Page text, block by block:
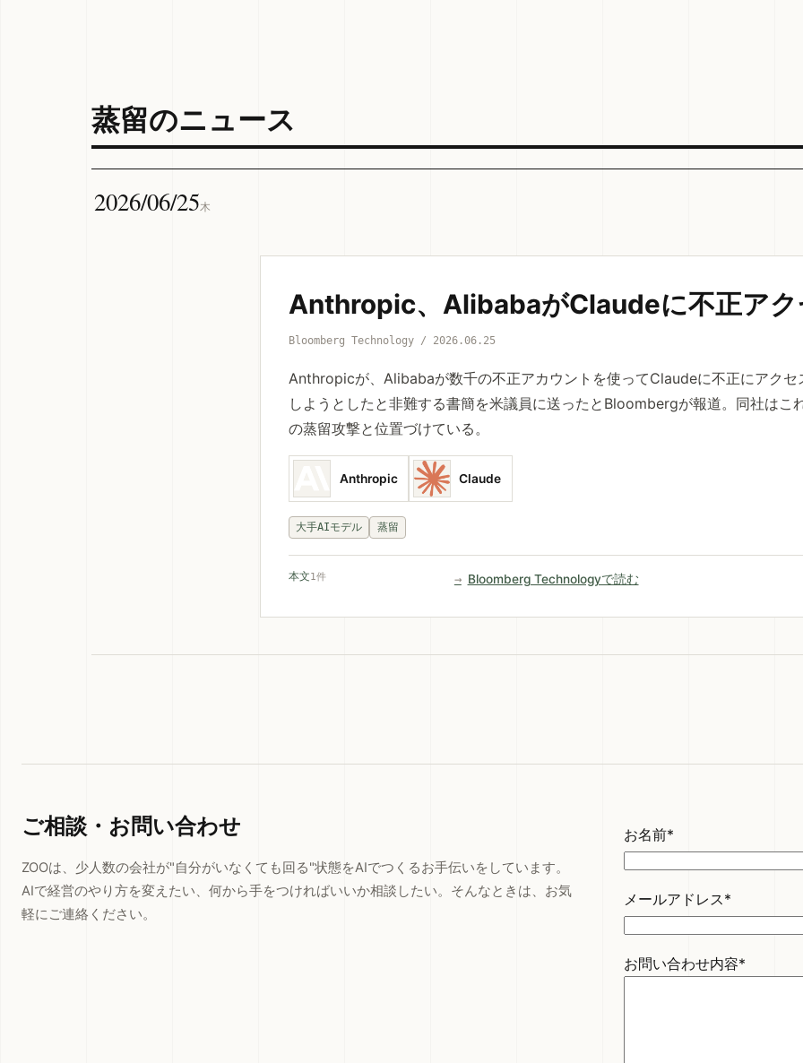
蒸留のニュース
2026/06/25木
Anthropic、AlibabaがClaudeに不正アク
Bloomberg Technology / 2026.06.25
Anthropicが、Alibabaが数千の不正アカウントを使ってClaudeに不正にアクセ
しようとしたと非難する書簡を米議員に送ったとBloombergが報道。同社はこ
の蒸留攻撃と位置づけている。
Anthropic Claude
大手AIモデル 蒸留
本文1件 Bloomberg Technologyで読む
ご相談・お問い合わせ
ZOOは、少人数の会社が"自分がいなくても回る"状態をAIでつくるお手伝いをしています。
AIで経営のやり方を変えたい、何から手をつければいいか相談したい。そんなときは、お気
軽にご連絡ください。
お名前*
メールアドレス*
お問い合わせ内容*